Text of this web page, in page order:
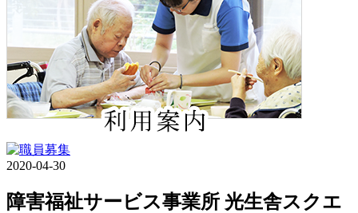
2020-04-30
障害福祉サービス事業所 光生舎スクエ